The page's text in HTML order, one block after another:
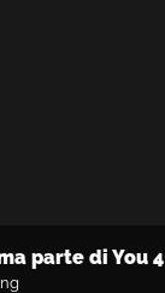
parte di You 4